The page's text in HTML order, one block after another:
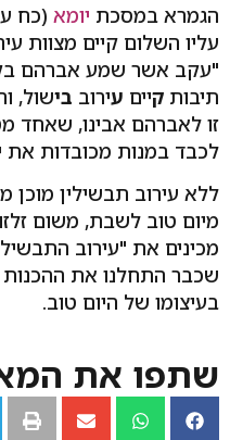
הגמרא במסכת יומא (כח
עליו השלום קיים מצוות
"עקב אשר שמע אברהם
תיבות קיים עירוב בישול,
זו לאברהם אבינו, שאחד
לכבד במנות מכובדות את
ללא עירוב תבשילין מוכן
מיום טוב לשבת, משום
מכינים את "עירוב
שכבר התחלנו את ההכנות
בעיצומו של היום טוב.
שתפו את